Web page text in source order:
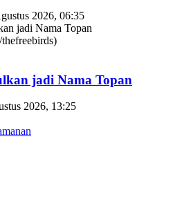
2026, 06:35
jadi Nama Topan
2026, 13:25